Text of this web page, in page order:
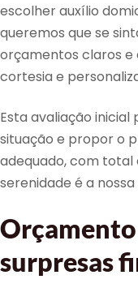
escolher auxílio
queremos que se
orçamentos claros e
cortesia e
Esta avaliação
situação e propor o
adequado, com total
serenidade é a
surpresas